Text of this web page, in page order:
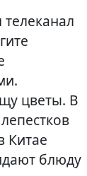
цветы. В
Китае
блюду